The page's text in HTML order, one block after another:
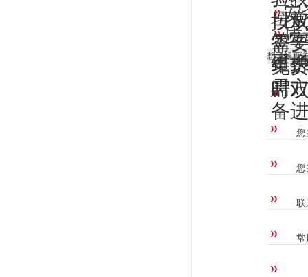
按
日
需
免
时
安
签
维
需
备
质
更
想了解更
您
您
联
常